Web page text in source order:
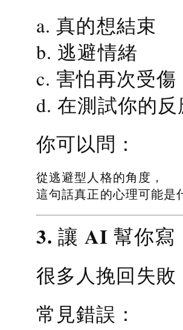
a. 真的想結束
b. 逃避情緒
c. 害怕再次受傷
d. 在測試你的反
你可以問：
從逃避型人格的角度，
這句話真正的心理可能是
3. 讓 AI 幫你寫
很多人挽回失
常見錯誤：